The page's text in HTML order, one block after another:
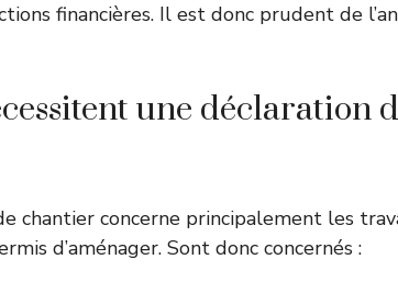
financières. Il est donc prudent de
une déclaration
chantier concerne principalement les
d’aménager. Sont donc concernés :